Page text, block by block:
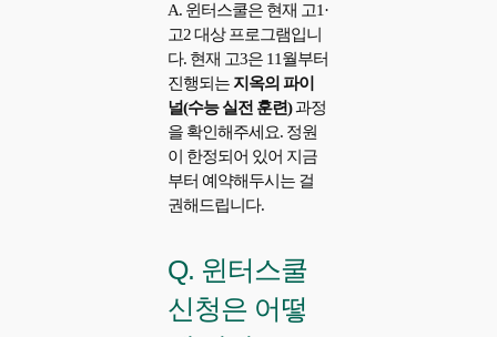
A. 윈터스쿨은 현재 고1·
고2 대상 프로그램입니
다. 현재 고3은 11월부터
진행되는 지옥의 파이
널(수능 실전 훈련)과정
을 확인해주세요. 정원
이 한정되어 있어 지금
부터 예약해두시는 걸
권해드립니다.
Q. 윈터스쿨
신청은 어떻